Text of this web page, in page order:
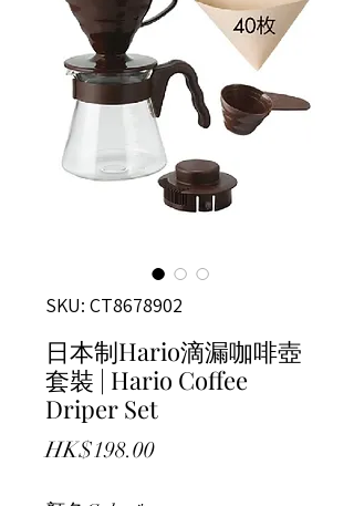
SKU: CT8678902
日本制Hario滴漏咖啡壺
套裝 | Hario Coffee
Driper Set
HK$198.00Price